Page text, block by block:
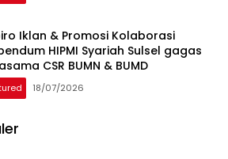
Iklan & Promosi Kolaborasi
HIPMI Syariah Sulsel gagas
CSR BUMN & BUMD
18/07/2026